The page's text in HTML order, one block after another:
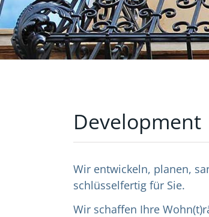
Development
Wir entwickeln, planen,
schlüsselfertig für Sie.
Wir schaffen Ihre